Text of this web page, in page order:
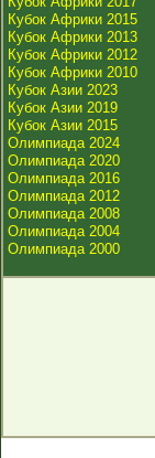
Кубок Африки 2015
Кубок Африки 2013
Кубок Африки 2012
Кубок Африки 2010
Кубок Азии 2023
Кубок Азии 2019
Кубок Азии 2015
Олимпиада 2024
Олимпиада 2020
Олимпиада 2016
Олимпиада 2012
Олимпиада 2008
Олимпиада 2004
Олимпиада 2000